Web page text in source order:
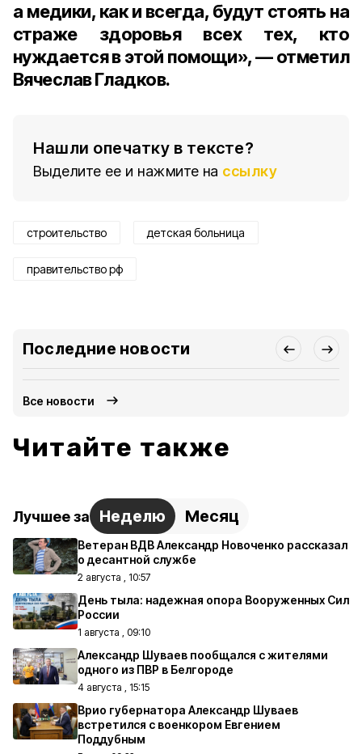
а медики, как и всегда, будут стоять на
страже здоровья всех тех, кто
нуждается в этой помощи», — отметил
Вячеслав Гладков.
Нашли опечатку в тексте?
Выделите ее и нажмите на ссылку
строительство детская больница
правительство рф
Последние новости
Все новости
Читайте также
Лучшее за Неделю Месяц
Ветеран ВДВ Александр Новоченко рассказал
о десантной службе
2 августа , 10:57
День тыла: надежная опора Вооруженных Сил
России
1 августа , 09:10
Александр Шуваев пообщался с жителями
одного из ПВР в Белгороде
4 августа , 15:15
Врио губернатора Александр Шуваев
встретился с военкором Евгением
Поддубным